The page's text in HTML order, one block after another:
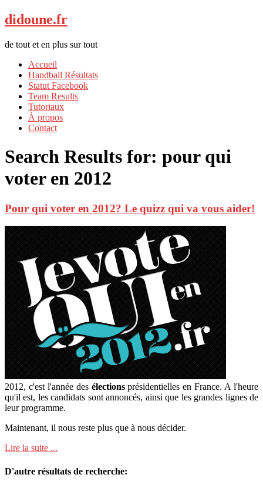
didoune.fr
de tout et en plus sur tout
Accueil
Handball Résultats
Statut Facebook
Team Results
Tutoriaux
À propos
Contact
Search Results for: pour qui
voter en 2012
Pour qui voter en 2012? Le quizz qui va vous aider!
2012, c'est l'année des électionsprésidentielles en France. A l'heure
qu'il est, les candidats sont annoncés, ainsi que les grandes lignes de
leur programme.
Maintenant, il nous reste plus que à nous décider.
Lire la suite ...
D'autre résultats de recherche: